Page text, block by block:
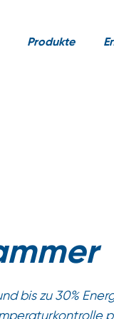
Produkte
bis zu 30%